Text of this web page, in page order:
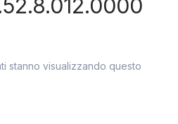
stanno visualizzando questo